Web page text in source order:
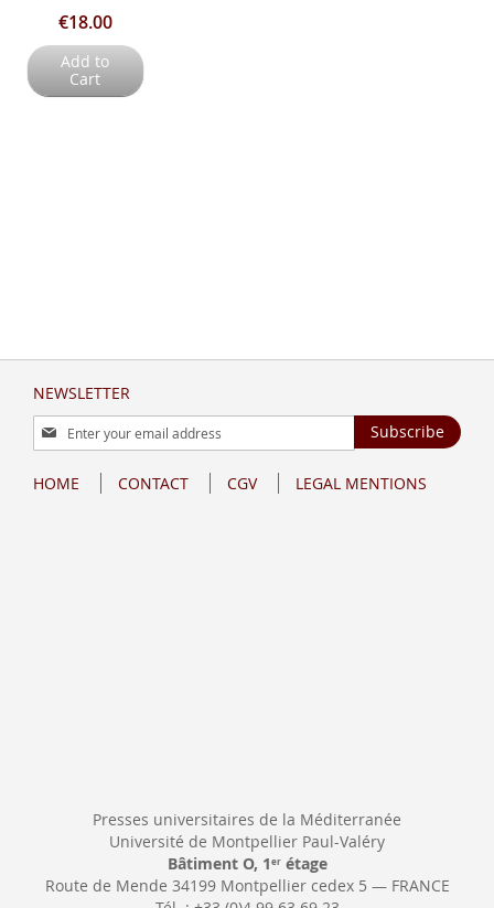
€18.00
Add to
Cart
NEWSLETTER
Sign
Up
Our
Subscribe
HOME CONTACT CGV LEGAL MENTIONS
Presses universitaires de la Méditerranée
Université de Montpellier Paul-Valéry
Bâtiment O, 1 erétage
Route de Mende 34199 Montpellier cedex 5 — FRANCE